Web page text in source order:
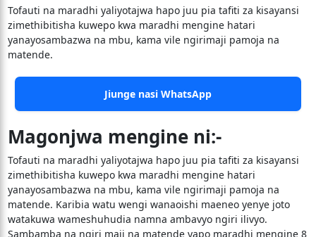
Tofauti na maradhi yaliyotajwa hapo juu pia tafiti za kisayansi
zimethibitisha kuwepo kwa maradhi mengine hatari
yanayosambazwa na mbu, kama vile ngirimaji pamoja na
matende.
Jiunge nasi WhatsApp
Magonjwa mengine ni:-
Tofauti na maradhi yaliyotajwa hapo juu pia tafiti za kisayansi
zimethibitisha kuwepo kwa maradhi mengine hatari
yanayosambazwa na mbu, kama vile ngirimaji pamoja na
matende. Karibia watu wengi wanaoishi maeneo yenye joto
watakuwa wameshuhudia namna ambavyo ngiri ilivyo.
Sambamba na ngiri maji na matende yapo maradhi mengine 8